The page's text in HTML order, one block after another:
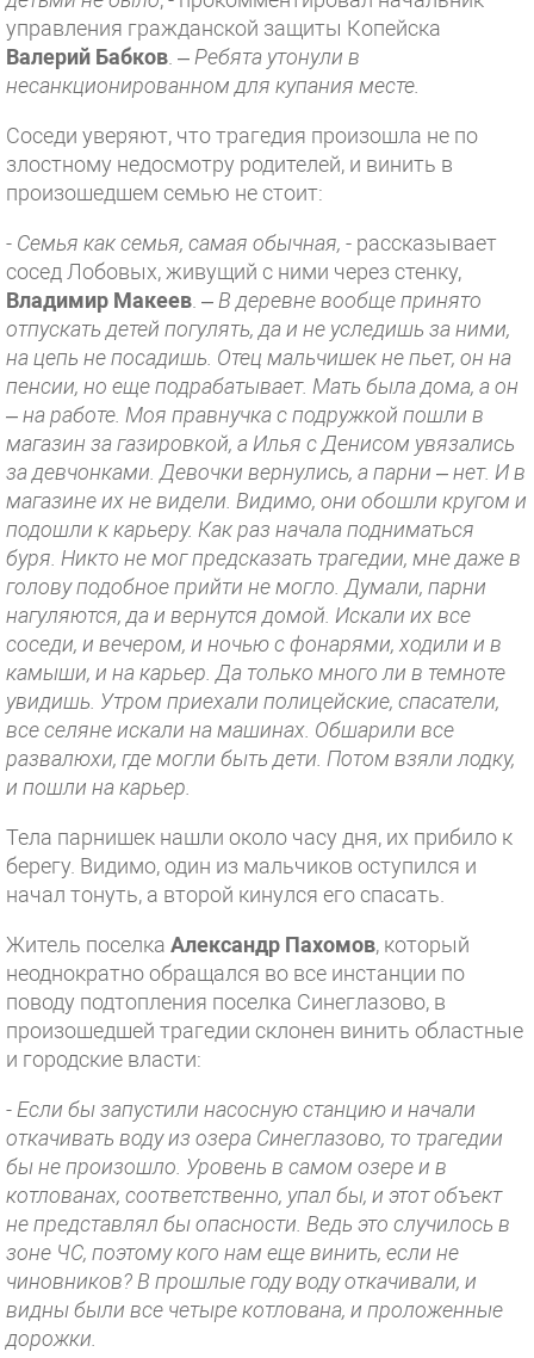
управления гражданской защиты Копейска
Валерий Бабков . – Ребята утонули в
несанкционированном для купания месте.
Соседи уверяют, что трагедия произошла не по
злостному недосмотру родителей, и винить в
произошедшем семью не стоит:
- Семья как семья, самая обычная, - рассказывает
сосед Лобовых, живущий с ними через стенку,
Владимир Макеев . – В деревне вообще принято
отпускать детей погулять, да и не уследишь за ними,
на цепь не посадишь. Отец мальчишек не пьет, он на
пенсии, но еще подрабатывает. Мать была дома, а он
– на работе. Моя правнучка с подружкой пошли в
магазин за газировкой, а Илья с Денисом увязались
за девчонками. Девочки вернулись, а парни – нет. И в
магазине их не видели. Видимо, они обошли кругом и
подошли к карьеру. Как раз начала подниматься
буря. Никто не мог предсказать трагедии, мне даже в
голову подобное прийти не могло. Думали, парни
нагуляются, да и вернутся домой. Искали их все
соседи, и вечером, и ночью с фонарями, ходили и в
камыши, и на карьер. Да только много ли в темноте
увидишь. Утром приехали полицейские, спасатели,
все селяне искали на машинах. Обшарили все
развалюхи, где могли быть дети. Потом взяли лодку,
и пошли на карьер.
Тела парнишек нашли около часу дня, их прибило к
берегу. Видимо, один из мальчиков оступился и
начал тонуть, а второй кинулся его спасать.
Житель поселка Александр Пахомов, который
неоднократно обращался во все инстанции по
поводу подтопления поселка Синеглазово, в
произошедшей трагедии склонен винить областные
и городские власти:
- Если бы запустили насосную станцию и начали
откачивать воду из озера Синеглазово, то трагедии
бы не произошло. Уровень в самом озере и в
котлованах, соответственно, упал бы, и этот объект
не представлял бы опасности. Ведь это случилось в
зоне ЧС, поэтому кого нам еще винить, если не
чиновников? В прошлые году воду откачивали, и
видны были все четыре котлована, и проложенные
дорожки.